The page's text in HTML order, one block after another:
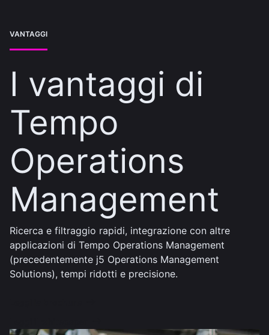
VANTAGGI
I vantaggi di
Tempo
Operations
Management
Ricerca e filtraggio rapidi, integrazione con altre
applicazioni di Tempo Operations Management
(precedentemente j5 Operations Management
Solutions), tempi ridotti e precisione.